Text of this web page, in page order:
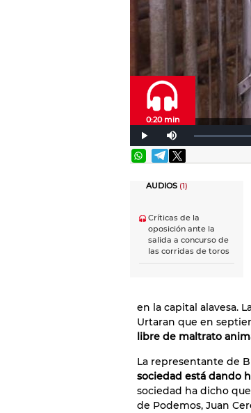
0:20 min
AUDIOS (1)
Críticas de la
oposición ante la
salida a concurso de
las corridas de toros
en la capital alavesa.
Urtaran que en
libre de maltrato
La representante de
sociedad está dando
sociedad ha dicho
de Podemos, Juan